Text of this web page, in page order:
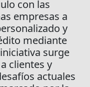
con las
empresas a
y
mediante
surge
clientes y
actuales